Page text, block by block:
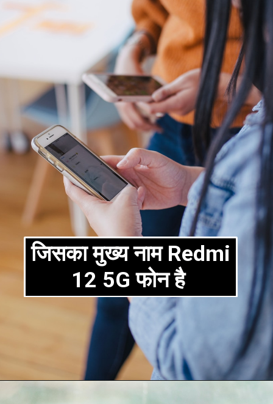
जिसका मुख्य नाम Redmi
12 5G फोन है